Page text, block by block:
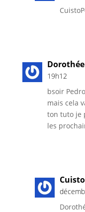
19h12
bsoir
mais cela
ton tuto je
les